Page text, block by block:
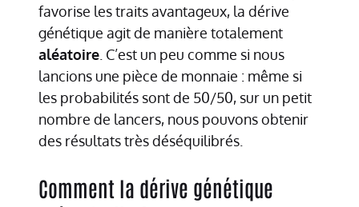
favorise les traits avantageux, la dérive
génétique agit de manière totalement
aléatoire. C’est un peu comme si nous
lancions une pièce de monnaie : même si
les probabilités sont de 50/50, sur un petit
nombre de lancers, nous pouvons obtenir
des résultats très déséquilibrés.
Comment la dérive génétique